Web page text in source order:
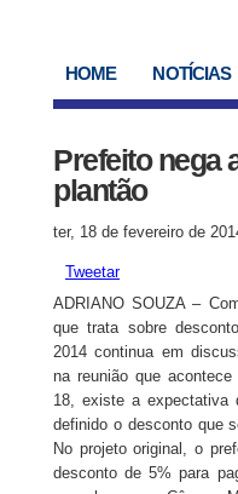
HOME NOTÍCIAS
Prefeito nega
plantão
ter, 18 de fevereiro de
Tweetar
ADRIANO SOUZA –
que trata sobre
2014 continua em
na reunião que
18, existe a expectativa
definido o desconto que
No projeto original, o
desconto de 5% para